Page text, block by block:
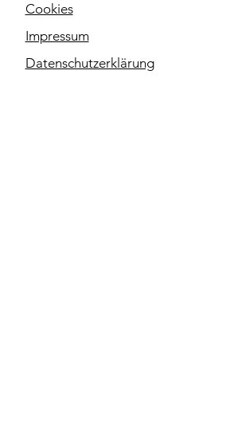
Cookies
Impressum
Datenschutzerklärung